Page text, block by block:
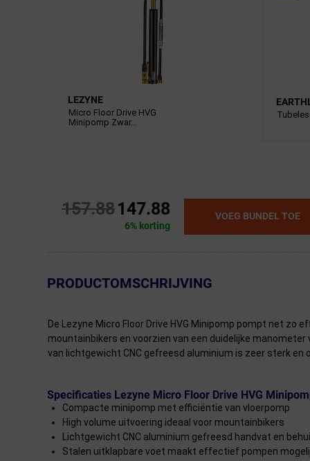
LEZYNE
Micro Floor Drive HVG
Minipomp Zwar...
157.88147.88
6% korting
VOEG BUNDEL TOE
← Terug naar productnavigatie
PRODUCTOMSCHRIJVING
De Lezyne Micro Floor Drive HVG Minipomp pompt net
mountainbikers en voorzien van een duidelijke
van lichtgewicht CNC gefreesd aluminium is zeer sterk
Specificaties Lezyne Micro Floor Drive HVG
Compacte minipomp met efficiëntie van vloerpomp
High volume uitvoering ideaal voor mountainbikers
Lichtgewicht CNC aluminium gefreesd handvat en
Stalen uitklapbare voet maakt effectief pompen